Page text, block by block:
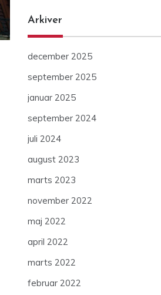
Arkiver
december 2025
september 2025
januar 2025
september 2024
juli 2024
august 2023
marts 2023
november 2022
maj 2022
april 2022
marts 2022
februar 2022